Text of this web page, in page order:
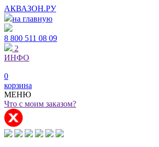
АКВАЗОН.РУ
на главную
8 800 511 08 09
2
ИНФО
0
корзина
МЕНЮ
Что с моим заказом?